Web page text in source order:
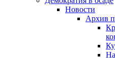
Новости
Архив